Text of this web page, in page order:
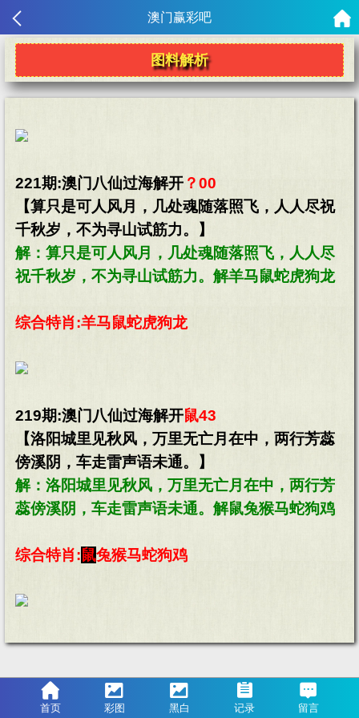
首页 彩图 黑白 记录 留言
澳门赢彩吧
图料解析
221期:澳门八仙过海解开 ？00
【算只是可人风月，几处魂随落照飞，人人尽祝
千秋岁，不为寻山试筋力。】
解：算只是可人风月，几处魂随落照飞，人人尽
祝千秋岁，不为寻山试筋力。解羊马鼠蛇虎狗龙
综合特肖:羊马鼠蛇虎狗龙
219期:澳门八仙过海解开鼠43
【洛阳城里见秋风，万里无亡月在中，两行芳蕊
傍溪阴，车走雷声语未通。】
解：洛阳城里见秋风，万里无亡月在中，两行芳
蕊傍溪阴，车走雷声语未通。解鼠兔猴马蛇狗鸡
综合特肖:鼠兔猴马蛇狗鸡